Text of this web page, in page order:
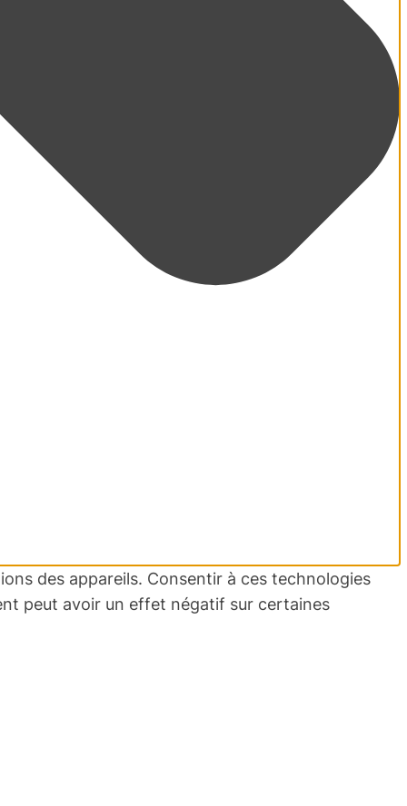
des appareils. Consentir à ces technologies
peut avoir un effet négatif sur certaines